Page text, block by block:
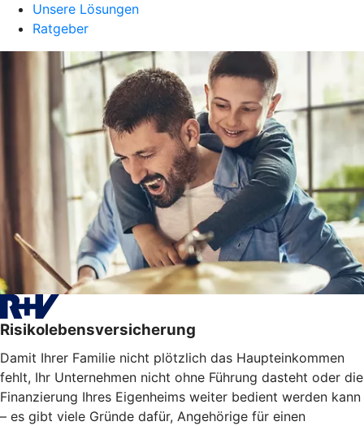
Unsere Lösungen
Ratgeber
Risikolebensversicherung
Damit Ihrer Familie nicht plötzlich das Haupteinkommen
fehlt, Ihr Unternehmen nicht ohne Führung dasteht oder die
Finanzierung Ihres Eigenheims weiter bedient werden kann
– es gibt viele Gründe dafür, Angehörige für einen